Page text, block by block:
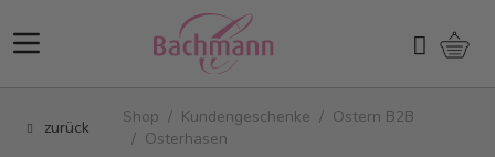
Suchen
zurück
Shop / Kundengeschenke / Ostern B2B
/ Osterhasen